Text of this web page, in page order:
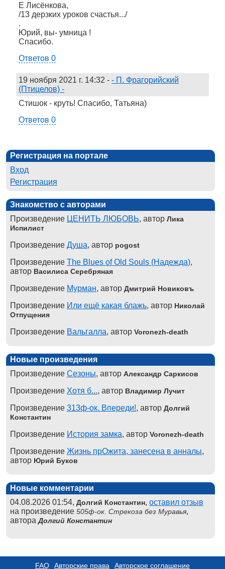
Е Лисёнкова,
/13 дерзких уроков счастья.../
.
Юрий, вы- умница !
Спасибо.
Ответов 0
19 ноября 2021 г. 14:32 - - П. Фрагорийский
(Птицелов) -
Стишок - круть! Спасибо, Татьяна)
Ответов 0
Регистрация на портале
Вход
Регистрация
Знакомство с авторами
Произведение ЦЕНИТЬ ЛЮБОВЬ, автор Лика
Испилист
Произведение Душа, автор pogost
Произведение The Blues of Old Souls (Надежда),
автор Василиса Серебряная
Произведение Мурман, автор Дмитрий Новиковъ
Произведение Или ещё какая блажь, автор Николай
Отпущения
Произведение Вальгалла, автор Voronezh-death
Новые произведения
Произведение Сезоны, автор Александр Саркисов
Произведение Хотя б..., автор Владимир Лучит
Произведение 313ф-ок. Впереди!, автор Долгий
Константин
Произведение История замка, автор Voronezh-death
Произведение Жизнь прОжита, занесена в анналы,
автор Юрий Буков
Новые комментарии
04.08.2026 01:54, Долгий Константин, оставил отзыв
на произведение 505ф-ок. Стрекоза без Муравья,
автораДолгий Константин
FAQ Авторские права Авторское соглашение